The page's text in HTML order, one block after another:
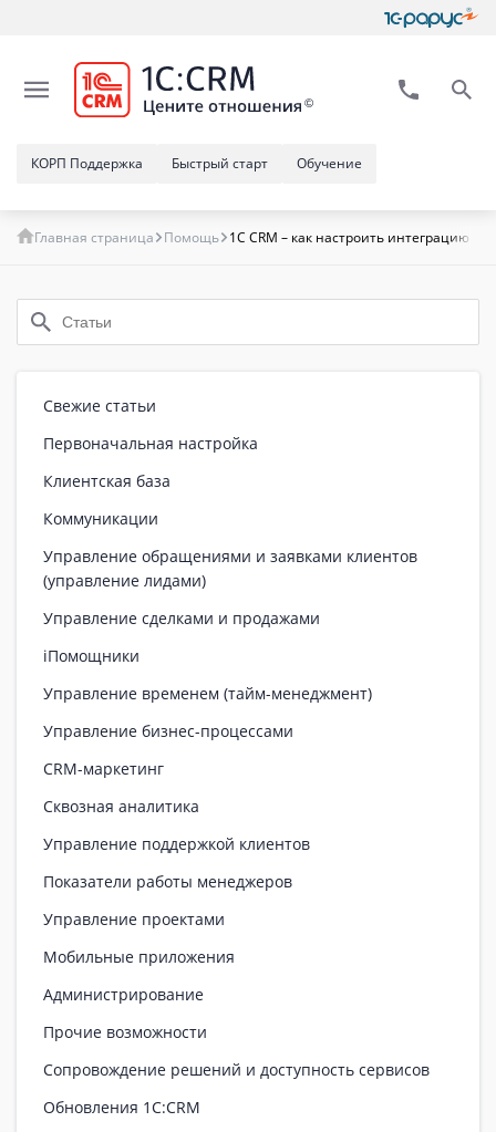
Обучение
Быстрый старт
КОРП Поддержка
Главная страница Помощь 1C CRM – как настроить интеграцию с
Свежие статьи
Первоначальная настройка
Клиентская база
Коммуникации
Управление обращениями и заявками клиентов
(управление лидами)
Управление сделками и продажами
iПомощники
Управление временем (тайм-менеджмент)
Управление бизнес-процессами
CRM-маркетинг
Сквозная аналитика
Управление поддержкой клиентов
Показатели работы менеджеров
Управление проектами
Мобильные приложения
Администрирование
Прочие возможности
Сопровождение решений и доступность сервисов
Обновления 1С:CRM